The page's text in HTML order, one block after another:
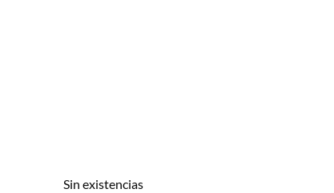
Sin existencias